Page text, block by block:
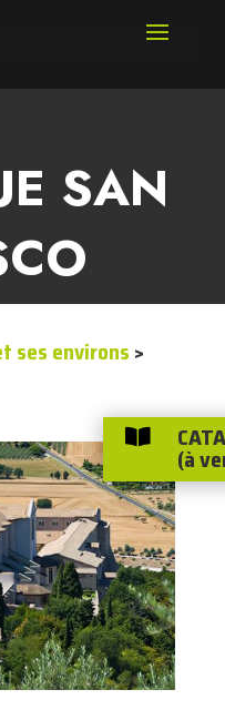
SAN
ses environs>

(à